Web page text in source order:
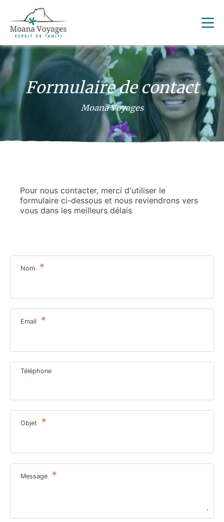
Formulaire de contact
Moana Voyages
Pour nous contacter, merci d'utiliser le
formulaire ci-dessous et nous reviendrons vers
vous dans les meilleurs délais
Nom *
Email *
Téléphone
Objet *
Message *